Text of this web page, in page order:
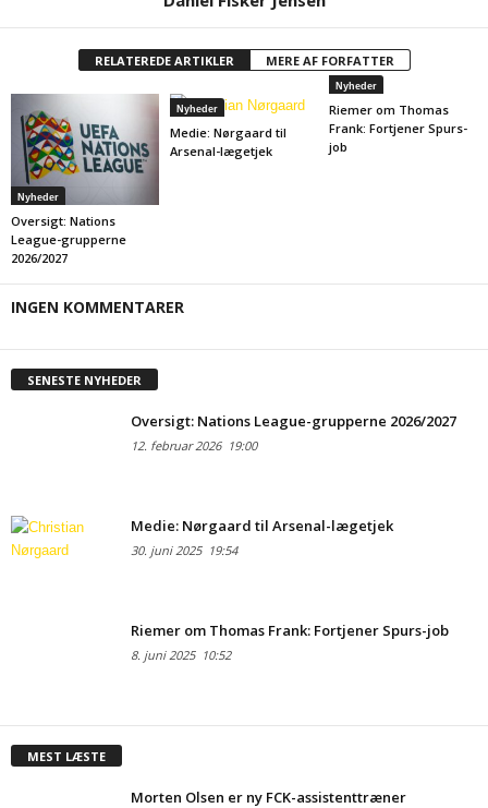
RELATEREDE ARTIKLER MERE AF FORFATTER
Nyheder
Oversigt: Nations
League-grupperne
2026/2027
Nyheder
Medie: Nørgaard til
Arsenal-lægetjek
Nyheder
Riemer om Thomas
Frank: Fortjener Spurs-
job
INGEN KOMMENTARER
SENESTE NYHEDER
Oversigt: Nations League-grupperne 2026/2027
12. februar 202619:00
Medie: Nørgaard til Arsenal-lægetjek
30. juni 202519:54
Riemer om Thomas Frank: Fortjener Spurs-job
8. juni 202510:52
MEST LÆSTE
Morten Olsen er ny FCK-assistenttræner